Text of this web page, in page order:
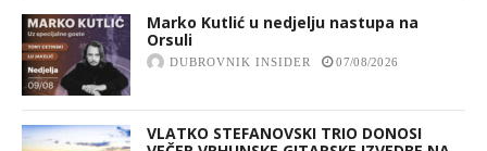
Marko Kutlić u nedjelju nastupa na
Orsuli
DUBROVNIK INSIDER 07/08/2026
VLATKO STEFANOVSKI TRIO DONOSI